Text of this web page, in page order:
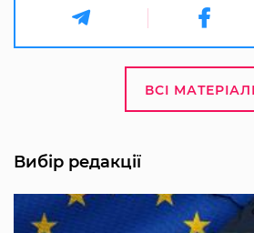
ВСІ
Вибір редакції